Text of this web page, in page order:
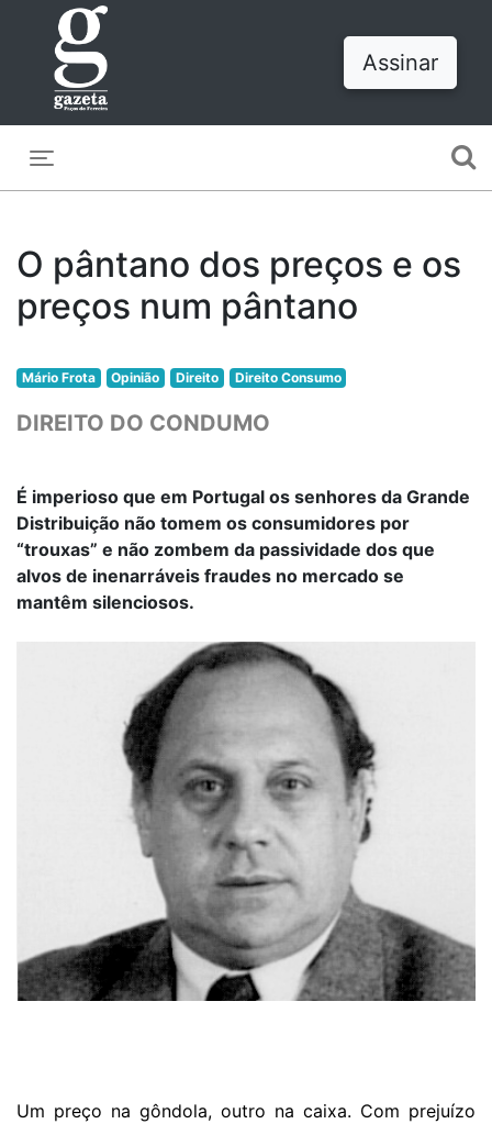
Assinar
O pântano dos preços e os
preços num pântano
Mário Frota Opinião Direito Direito Consumo
DIREITO DO CONDUMO
É imperioso que em Portugal os senhores da Grande
Distribuição não tomem os consumidores por
“trouxas” e não zombem da passividade dos que
alvos de inenarráveis fraudes no mercado se
mantêm silenciosos.
Um preço na gôndola, outro na caixa. Com prejuízo